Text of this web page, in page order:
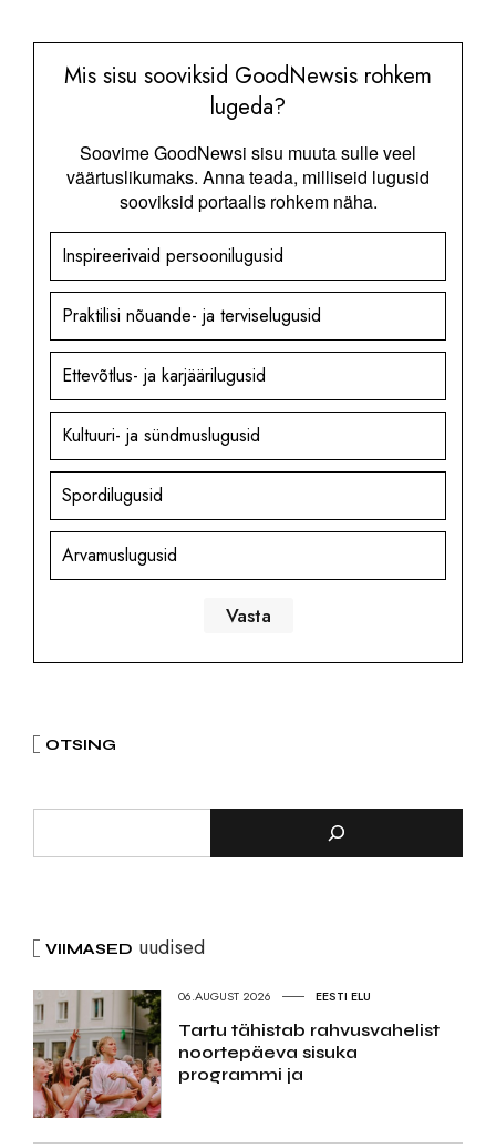
Mis sisu sooviksid GoodNewsis rohkem
lugeda?
Soovime GoodNewsi sisu muuta sulle veel
väärtuslikumaks. Anna teada, milliseid lugusid
sooviksid portaalis rohkem näha.
Inspireerivaid persoonilugusid
Praktilisi nõuande- ja terviselugusid
Ettevõtlus- ja karjäärilugusid
Kultuuri- ja sündmuslugusid
Spordilugusid
Arvamuslugusid
OTSING
VIIMASED uudised
06.AUGUST 2026 EESTI ELU
Tartu tähistab rahvusvahelist
noortepäeva sisuka
programmi ja